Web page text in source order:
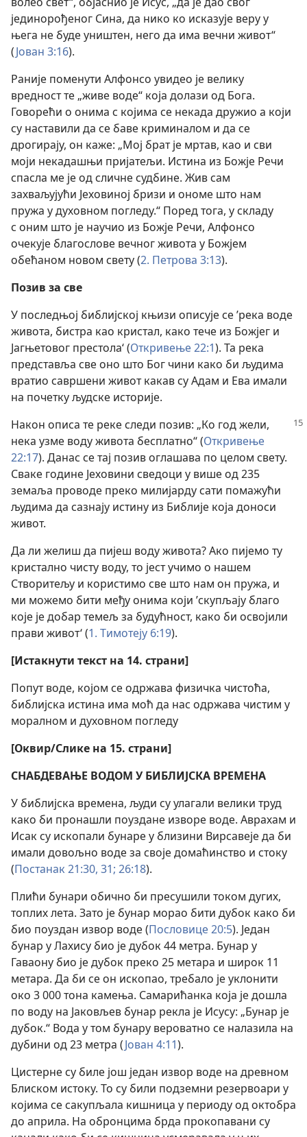
јединорођеног Сина, да нико ко исказује веру у
њега не буде уништен, него да има вечни живот“
(Јован 3:16).
Раније поменути Алфонсо увидео је велику
вредност те „живе воде“ која долази од Бога.
Говорећи о онима с којима се некада дружио а који
су наставили да се баве криминалом и да се
дрогирају, он каже: „Мој брат је мртав, као и сви
моји некадашњи пријатељи. Истина из Божје Речи
спасла ме је од сличне судбине. Жив сам
захваљујући Јеховиној бризи и ономе што нам
пружа у духовном погледу.“ Поред тога, у складу
с оним што је научио из Божје Речи, Алфонсо
очекује благослове вечног живота у Божјем
обећаном новом свету (2. Петрова 3:13).
Позив за све
У последњој библијској књизи описује се ’река воде
живота, бистра као кристал, како тече из Божјег и
Јагњетовог престола‘ (Откривење 22:1). Та река
представља све оно што Бог чини како би људима
вратио савршени живот какав су Адам и Ева имали
на почетку људске историје.
Након описа те реке следи позив: „Ко год жели,
нека узме воду живота бесплатно“ (Откривење
22:17). Данас се тај позив оглашава по целом свету.
Сваке године Јеховини сведоци у више од 235
земаља проводе преко милијарду сати помажући
људима да сазнају истину из Библије која доноси
живот.
Да ли желиш да пијеш воду живота? Ако пијемо ту
кристално чисту воду, то јест учимо о нашем
Створитељу и користимо све што нам он пружа, и
ми можемо бити међу онима који ’скупљају благо
које је добар темељ за будућност, како би освојили
прави живот‘ (1. Тимотеју 6:19).
[Истакнути текст на 14. страни]
Попут воде, којом се одржава физичка чистоћа,
библијска истина има моћ да нас одржава чистим у
моралном и духовном погледу
[Оквир/Слике на 15. страни]
СНАБДЕВАЊЕ ВОДОМ У БИБЛИЈСКА ВРЕМЕНА
У библијска времена, људи су улагали велики труд
како би пронашли поуздане изворе воде. Аврахам и
Исак су ископали бунаре у близини Вирсавеје да би
имали довољно воде за своје домаћинство и стоку
(Постанак 21:30, 31; 26:18).
Плићи бунари обично би пресушили током дугих,
топлих лета. Зато је бунар морао бити дубок како би
био поуздан извор воде (Пословице 20:5). Један
бунар у Лахису био је дубок 44 метра. Бунар у
Гаваону био је дубок преко 25 метара и широк 11
метара. Да би се он ископао, требало је уклонити
око 3 000 тона камења. Самарићанка која је дошла
по воду на Јаковљев бунар рекла је Исусу: „Бунар је
дубок.“ Вода у том бунару вероватно се налазила на
дубини од 23 метра (Јован 4:11).
Цистерне су биле још један извор воде на древном
Блиском истоку. То су били подземни резервоари у
којима се сакупљала кишница у периоду од октобра
до априла. На обронцима брда прокопавани су